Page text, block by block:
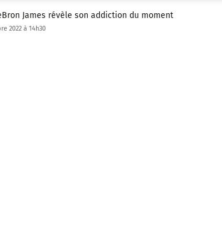
James révèle son addiction du moment
2022 à 14h30